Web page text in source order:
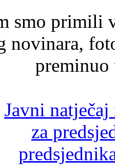
smo primili
novinara,